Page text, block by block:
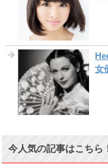
女
今人気の記事はこちら